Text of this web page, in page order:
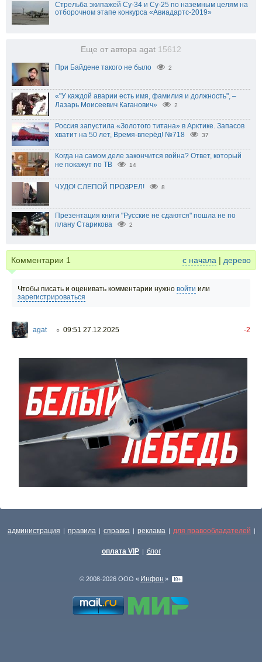
Стрельба экипажей Су-34 и Су-25 по наземным целям на
отборочном этапе конкурса «Авиадартс-2019»
Еще от автора agat 15612
При Байдене такого не было 2
«"У каждой аварии есть имя, фамилия и должность", –
Лазарь Моисеевич Каганович»
2
Россия запустила «Золотого титана» в Арктике. Запасов
хватит на 50 лет, Время-вперёд! №718
37
Когда на самом деле закончится война? Ответ, который
не покажут по ТВ
14
ЧУДО! СЛЕПОЙ ПРОЗРЕЛ! 8
Презентация книги "Русские не сдаются" пошла не по
плану Старикова
2
Комментарии 1 с начала | дерево
Чтобы писать и оценивать комментарии нужно войти или
зарегистрироваться
agat ○ 09:51 27.12.2025 -2
администрация | правила | справка | реклама | для правообладателей |
оплата VIP | блог
© 2008-2026 ООО « Инфон »